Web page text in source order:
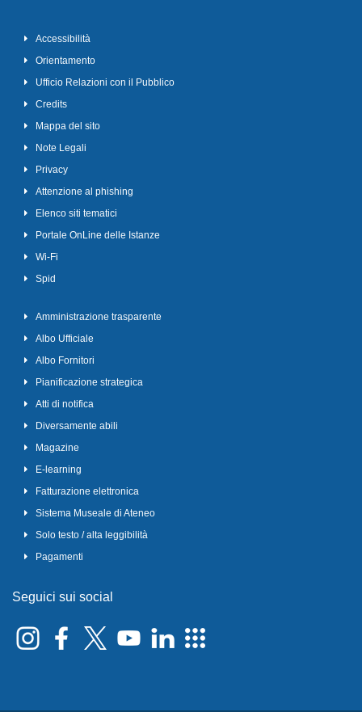
Accessibilità
Orientamento
Ufficio Relazioni con il Pubblico
Credits
Mappa del sito
Note Legali
Privacy
Attenzione al phishing
Elenco siti tematici
Portale OnLine delle Istanze
Wi-Fi
Spid
Amministrazione trasparente
Albo Ufficiale
Albo Fornitori
Pianificazione strategica
Atti di notifica
Diversamente abili
Magazine
E-learning
Fatturazione elettronica
Sistema Museale di Ateneo
Solo testo / alta leggibilità
Pagamenti
Seguici sui social